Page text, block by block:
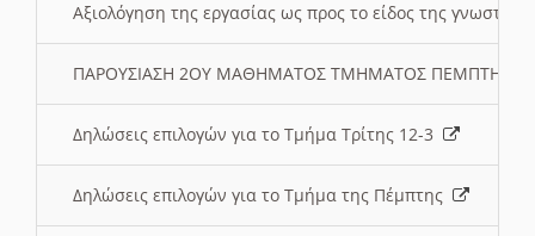
Αξιολόγηση της εργασίας ως προς το είδος της
ΠΑΡΟΥΣΙΑΣΗ 2ΟΥ ΜΑΘΗΜΑΤΟΣ ΤΜΗΜΑΤΟΣ
Δηλώσεις επιλογών για το Τμήμα Τρίτης 12-3
Δηλώσεις επιλογών για το Τμήμα της Πέμπτης